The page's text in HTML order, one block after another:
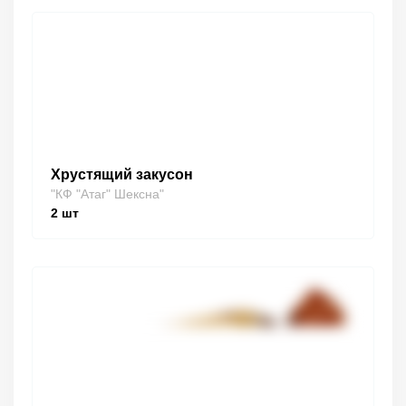
Хрустящий закусон
"КФ "Атаг" Шексна"
2 шт